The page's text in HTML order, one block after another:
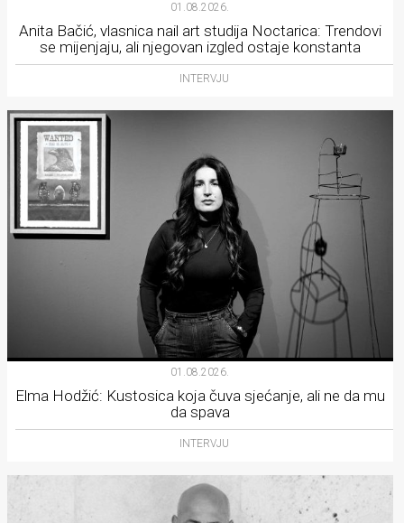
01.08.2026.
Anita Bačić, vlasnica nail art studija Noctarica: Trendovi
se mijenjaju, ali njegovan izgled ostaje konstanta
INTERVJU
01.08.2026.
Elma Hodžić: Kustosica koja čuva sjećanje, ali ne da mu
da spava
INTERVJU